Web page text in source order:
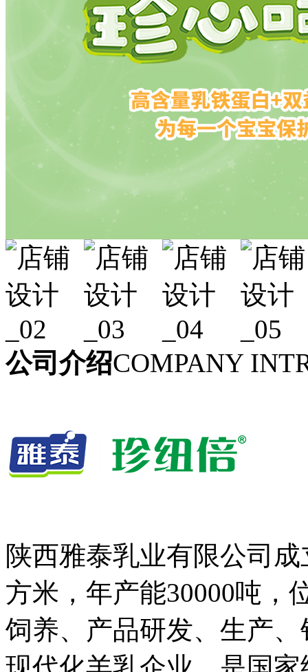
公司介绍COMPANY
陕西雅泰乳业有限公司
方米，年产能30000吨，
饲养、产品研发、生产